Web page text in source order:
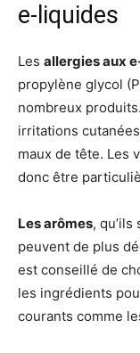
e-liquides
Les allergies aux
propylène glycol
nombreux
irritations
maux de tête. Les
donc être
Les arômes,
peuvent de plus
est conseillé de
les ingrédients
courants comme